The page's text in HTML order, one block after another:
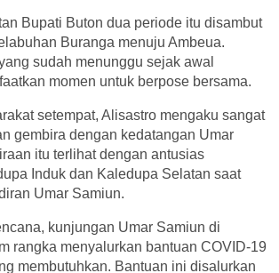
Bupati Buton dua periode itu disambut
Buranga menuju Ambeua.
sudah menunggu sejak awal
momen untuk berpose bersama.
setempat, Alisastro mengaku sangat
gembira dengan kedatangan Umar
itu terlihat dengan antusias
Induk dan Kaledupa Selatan saat
Umar Samiun.
kunjungan Umar Samiun di
rangka menyalurkan bantuan COVID-19
membutuhkan. Bantuan ini disalurkan